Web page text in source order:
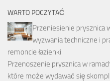
WARTO POCZYTAĆ
Przeniesienie prysznica
wyzwania techniczne i
remoncie łazienki
Przenoszenie prysznica w
które może wydawać się